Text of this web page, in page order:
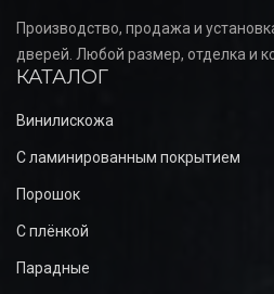
Производство, продажа и
дверей. Любой размер, отделка и
КАТАЛОГ
Винилискожа
С ламинированным покрытием
Порошок
С плёнкой
Парадные